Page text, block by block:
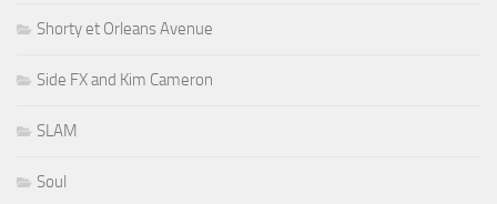
Shorty et Orleans Avenue
Side FX and Kim Cameron
SLAM
Soul